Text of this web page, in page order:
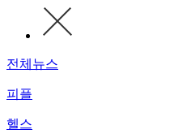
전체뉴스
피플
헬스